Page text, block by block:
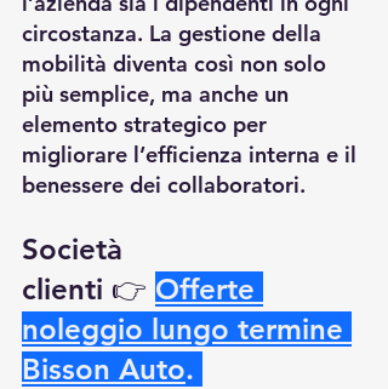
circostanza. La gestione della
mobilità diventa così non solo
più semplice, ma anche un
elemento strategico per
migliorare l’efficienza interna e il
benessere dei collaboratori.
Società
clienti 👉 Offerte
noleggio lungo termine
Bisson Auto.